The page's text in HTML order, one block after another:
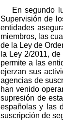
En segundo
Supervisión de
entidades
miembros, las
de la Ley de
la Ley 2/2011,
permite a las
ejerzan sus
agencias de
han venido
supresión de
españolas y las
suscripción de